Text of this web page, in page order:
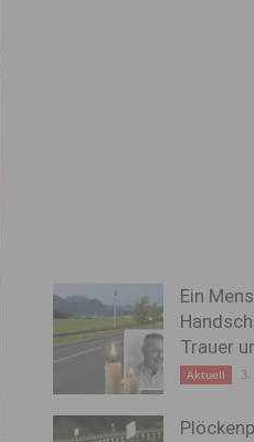
Ein
Trauer
Aktuell